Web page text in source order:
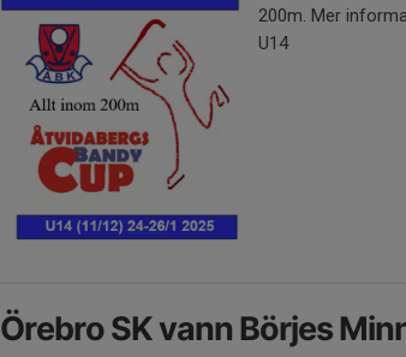
200m. Mer
U14
Örebro SK vann Börjes